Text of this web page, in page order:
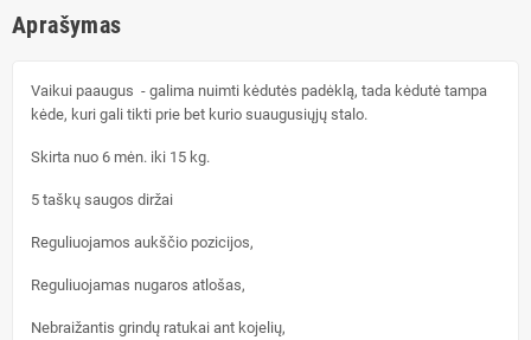
Aprašymas
Vaikui paaugus - galima nuimti kėdutės padėklą, tada kėdutė tampa
kėde, kuri gali tikti prie bet kurio suaugusiųjų stalo.
Skirta nuo 6 mėn. iki 15 kg.
5 taškų saugos diržai
Reguliuojamos aukščio pozicijos,
Reguliuojamas nugaros atlošas,
Nebraižantis grindų ratukai ant kojelių,